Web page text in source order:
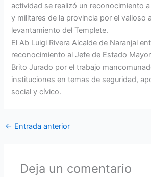
actividad se realizó un reconocimiento
y militares de la provincia por el valioso
levantamiento del Templete.
El Ab Luigi Rivera Alcalde de Naranjal
reconocimiento al Jefe de Estado
Brito Jurado por el trabajo
instituciones en temas de seguridad,
social y cívico.
← Entrada anterior
Deja un comentario